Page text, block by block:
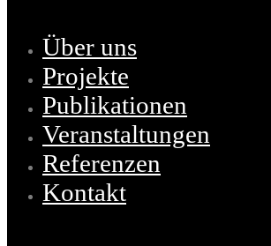
Über uns
Projekte
Publikationen
Veranstaltungen
Referenzen
Kontakt